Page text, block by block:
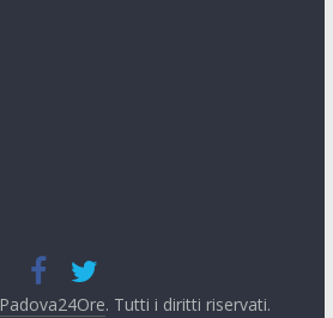
Padova24Ore. Tutti i diritti riservati.